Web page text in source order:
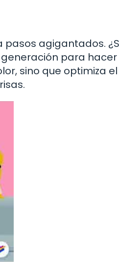
agigantados.
para hacer
sino que optimiza